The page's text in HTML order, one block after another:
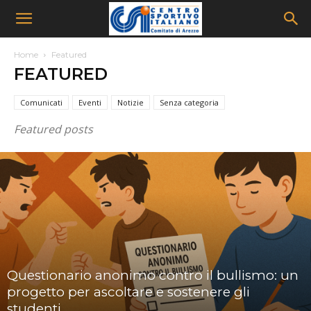
Home Featured
FEATURED
Comunicati Eventi Notizie Senza categoria
Featured posts
Questionario anonimo contro il bullismo: un
progetto per ascoltare e sostenere gli